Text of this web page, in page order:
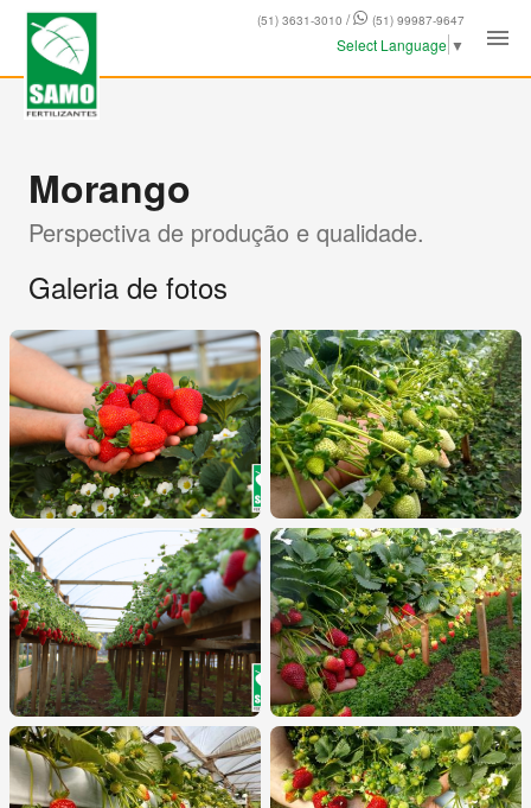
(51) 3631-3010 / (51) 99987-9647
Select Language ▼
Morango
Perspectiva de produção e qualidade.
Galeria de fotos